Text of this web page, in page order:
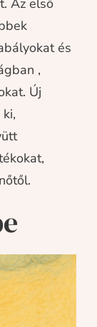
Az első
és
,
Új